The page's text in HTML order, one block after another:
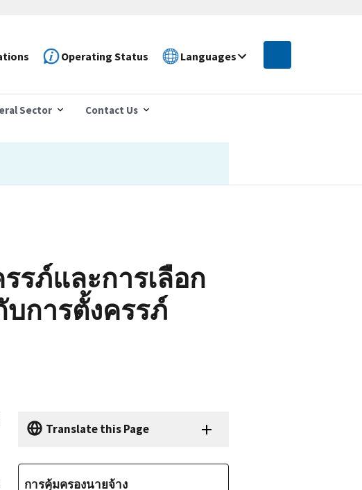
Operating Status Languages
Sector Contact Us
รภ์และการเลือก
การตั้งครรภ์
Translate this Page
การคุ้มครองนายจ้าง